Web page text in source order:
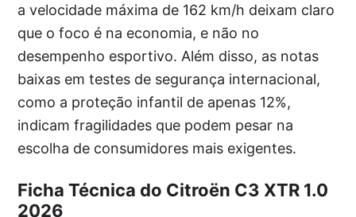
a velocidade máxima de 162 km/h deixam claro
que o foco é na economia, e não no
desempenho esportivo. Além disso, as notas
baixas em testes de segurança internacional,
como a proteção infantil de apenas 12%,
indicam fragilidades que podem pesar na
escolha de consumidores mais exigentes.
Ficha Técnica do Citroën C3 XTR 1.0
2026